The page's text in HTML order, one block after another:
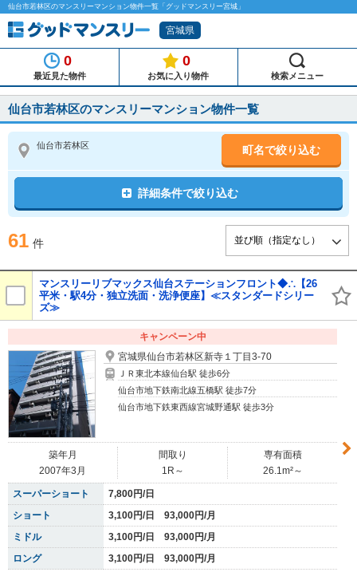
仙台市若林区のマンスリーマンション物件一覧「グッドマンスリー宮城」
宮城県
0
最近見た物件
0
お気に入り物件 検索メニュー
仙台市若林区のマンスリーマンション物件一覧
仙台市若林区 町名で絞り込む
詳細条件で絞り込む
61 件
マンスリーリブマックス仙台ステーションフロント◆∴【26
平米・駅4分・独立洗面・洗浄便座】≪スタンダードシリー
ズ≫
キャンペーン中
宮城県仙台市若林区新寺１丁目3-70
ＪＲ東北本線仙台駅 徒歩6分
仙台市地下鉄南北線五橋駅 徒歩7分
仙台市地下鉄東西線宮城野通駅 徒歩3分
築年月
2007年3月
間取り
1R～
専有面積
26.1m²～
スーパーショート
7,800円/日
ショート
3,100円/日 93,000円/月
ミドル
3,100円/日 93,000円/月
ロング
3,100円/日 93,000円/月